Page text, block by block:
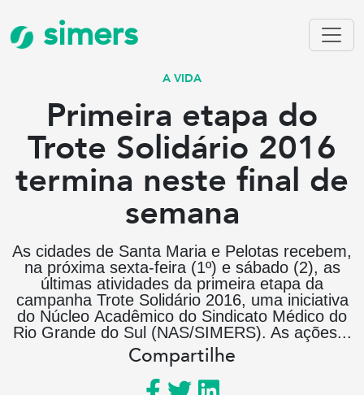
simers
A VIDA
Primeira etapa do
Trote Solidário 2016
termina neste final de
semana
As cidades de Santa Maria e Pelotas recebem,
na próxima sexta-feira (1º) e sábado (2), as
últimas atividades da primeira etapa da
campanha Trote Solidário 2016, uma iniciativa
do Núcleo Acadêmico do Sindicato Médico do
Rio Grande do Sul (NAS/SIMERS). As ações...
Compartilhe